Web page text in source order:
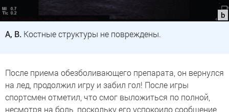
A, B. Костные структуры не повреждены.
После приема обезболивающего препарата, он вернулся
на лед, продолжил игру и забил гол! После игры
спортсмен отметил, что смог выложиться по полной,
несмотря на боль, поскольку его успокоило сообщение,